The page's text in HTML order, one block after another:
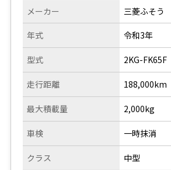
メーカー
年式
型式
走行距離
三菱ふそう
令和3年
2KG-FK65F
188,000km
最大積載量
車検
クラス
2,000kg
一時抹消
中型